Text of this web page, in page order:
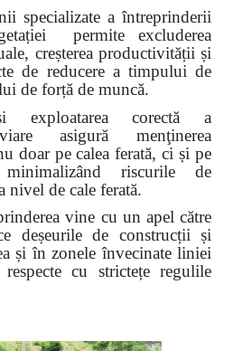
specializate a întreprinderii
permite excluderea
creșterea productivității și
de reducere a timpului de
de forță de muncă.
exploatarea corectă a
asigură menţinerea
doar pe calea ferată, ci și pe
riscurile de
nivel de cale ferată.
vine cu un apel către
deșeurile de construcții și
și în zonele învecinateliniei
cu strictețe regulile